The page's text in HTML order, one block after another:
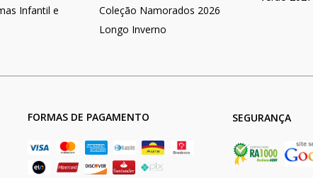
Infantil e
Coleção Namorados 2026
Longo Inverno
FORMAS DE PAGAMENTO SEGURANÇA